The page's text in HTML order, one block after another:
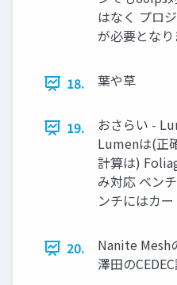
はなく プロ
が必要となり
18. 葉や草
19.
おさらい -
Lumenは(正
計算は)
み対応 ベン
ンチにはカ
20.
Nanite Mesh
澤田の